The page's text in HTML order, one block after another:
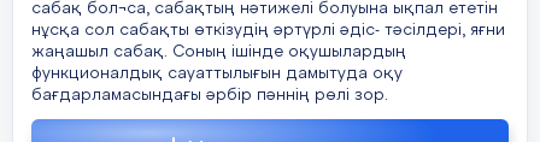
сабақ бол¬са, сабақтың нәтижелі болуына ықпал ететін
нұсқа сол сабақты өткізудің әртүрлі әдіс- тәсілдері, яғни
жаңашыл сабақ. Соның ішінде оқушылардың
функционалдық сауаттылығын дамытуда оқу
бағдарламасындағы әрбір пәннің рөлі зор.